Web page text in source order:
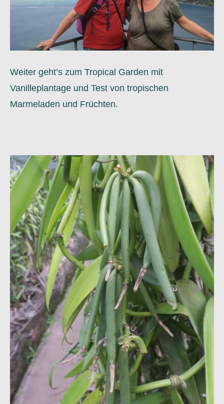
Weiter geht’s zum Tropical Garden mit
Vanilleplantage und Test von tropischen
Marmeladen und Früchten.